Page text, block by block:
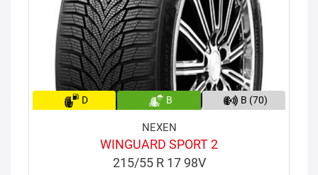
D B B (70)
NEXEN
WINGUARD SPORT 2
215/55 R 17 98V